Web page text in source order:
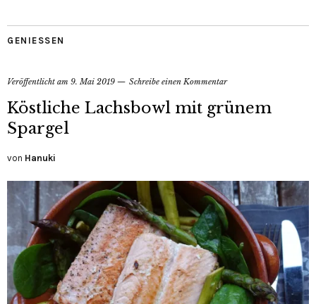
GENIESSEN
Veröffentlicht am 9. Mai 2019 Schreibe einen Kommentar
Köstliche Lachsbowl mit grünem
Spargel
von Hanuki